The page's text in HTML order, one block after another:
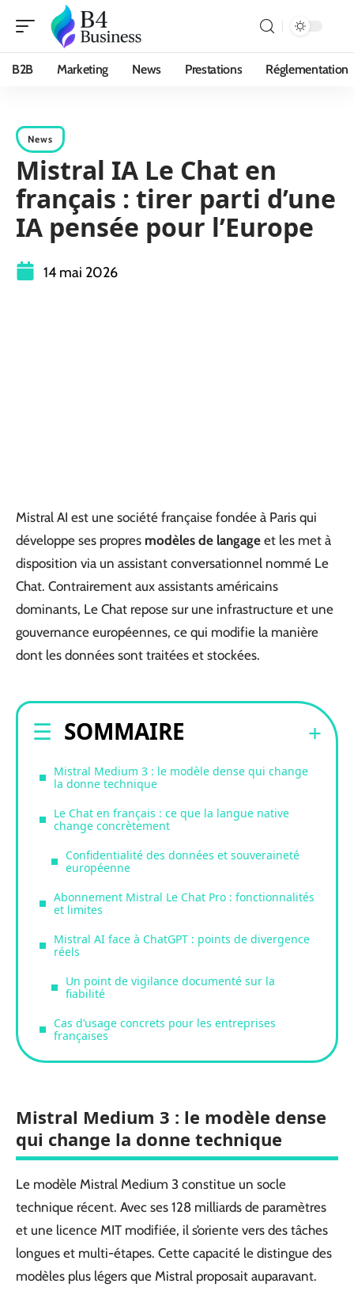
B2B Marketing News Prestations Réglementation
News
Mistral IA Le Chat en
français : tirer parti d’une
IA pensée pour l’Europe
14 mai 2026
Mistral AI est une société française fondée à Paris qui
développe ses propres modèles de langage et les met à
disposition via un assistant conversationnel nommé Le
Chat. Contrairement aux assistants américains
dominants, Le Chat repose sur une infrastructure et une
gouvernance européennes, ce qui modifie la manière
dont les données sont traitées et stockées.
SOMMAIRE
Mistral Medium 3 : le modèle dense qui change
la donne technique
Le Chat en français : ce que la langue native
change concrètement
Confidentialité des données et souveraineté
européenne
Abonnement Mistral Le Chat Pro : fonctionnalités
et limites
Mistral AI face à ChatGPT : points de divergence
réels
Un point de vigilance documenté sur la
fiabilité
Cas d’usage concrets pour les entreprises
françaises
Mistral Medium 3 : le modèle dense
qui change la donne technique
Le modèle Mistral Medium 3 constitue un socle
technique récent. Avec ses 128 milliards de paramètres
et une licence MIT modifiée, il s’oriente vers des tâches
longues et multi-étapes. Cette capacité le distingue des
modèles plus légers que Mistral proposait auparavant.